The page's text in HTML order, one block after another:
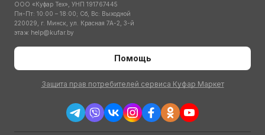
ООО «Куфар Тех», УНП 191767445
Пн-Пт: 10:00 – 18:00; Сб, Вс: Выходной
220029, г. Минск, ул. Красная 7А-2, 3-й
этаж help@kufar.by
Помощь
Защита прав потребителей сервиса Куфар Маркет